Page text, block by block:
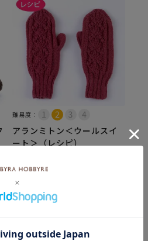
難易度：
アランミトン＜ウールスイ
ート＞（レシピ）
¥110
カートに入れる